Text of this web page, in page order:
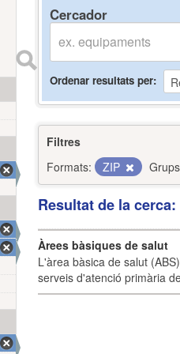
Cercador
Ordenar resultats per
Filtres
Formats:
ZIP
Resultat de la
Àrees bàsiques de salut
L'àrea bàsica de salut
serveis d'atenció primària